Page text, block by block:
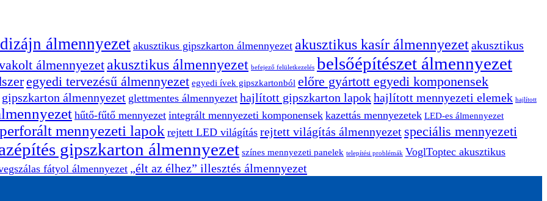
álmennyezet akusztikus gipszkarton álmennyezet akusztikus kasír álmennyezetakusztikus
álmennyezetakusztikus álmennyezet befejező felületkezelés belsőépítészet álmennyezet
egyedi tervezésű álmennyezet egyedi ívek gipszkartonból előre gyártott egyedi komponensek
gipszkarton álmennyezet glettmentes álmennyezet hajlított gipszkarton lapokhajlított mennyezeti elemek hajlított
hűtő-fűtő mennyezet integrált mennyezeti komponensek kazettás mennyezetek LED-es álmennyezet
perforált mennyezeti lapok rejtett LED világítás rejtett világítás álmennyezet speciális mennyezeti
gipszkarton álmennyezet színes mennyezeti panelek telepítési problémák VoglToptec akusztikus
fátyol álmennyezet „élt az élhez” illesztés álmennyezet